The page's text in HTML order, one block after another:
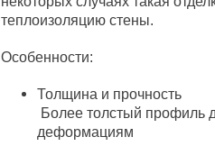
теплоизоляцию стены.
Особенности:
Толщина и прочность
Более толстый профиль
деформациям